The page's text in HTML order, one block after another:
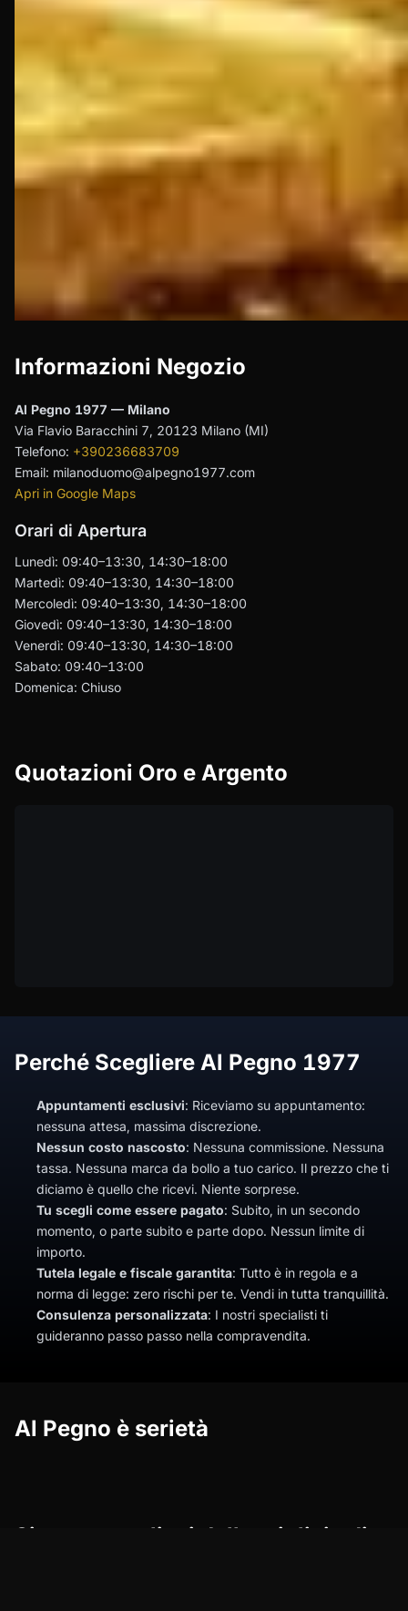
Informazioni Negozio
Al Pegno 1977 — Milano
Via Flavio Baracchini 7, 20123 Milano (MI)
Telefono: +390236683709
Email: milanoduomo@alpegno1977.com
Apri in Google Maps
Orari di Apertura
Lunedì: 09:40–13:30, 14:30–18:00
Martedì: 09:40–13:30, 14:30–18:00
Mercoledì: 09:40–13:30, 14:30–18:00
Giovedì: 09:40–13:30, 14:30–18:00
Venerdì: 09:40–13:30, 14:30–18:00
Sabato: 09:40–13:00
Domenica: Chiuso
Quotazioni Oro e Argento
Perché Scegliere Al Pegno 1977
Appuntamenti esclusivi: Riceviamo su appuntamento:
nessuna attesa, massima discrezione.
Nessun costo nascosto: Nessuna commissione. Nessuna
tassa. Nessuna marca da bollo a tuo carico. Il prezzo che ti
diciamo è quello che ricevi. Niente sorprese.
Tu scegli come essere pagato: Subito, in un secondo
momento, o parte subito e parte dopo. Nessun limite di
importo.
Tutela legale e fiscale garantita: Tutto è in regola e a
norma di legge: zero rischi per te. Vendi in tutta tranquillità.
Consulenza personalizzata: I nostri specialisti ti
guideranno passo passo nella compravendita.
Al Pegno è serietà
Siamo orgogliosi delle migliaia di